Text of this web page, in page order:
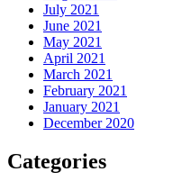
July 2021
June 2021
May 2021
April 2021
March 2021
February 2021
January 2021
December 2020
Categories